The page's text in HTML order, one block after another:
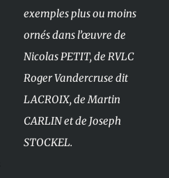
exemples plus ou moins
ornés dans l’œuvre de
Nicolas PETIT, de RVLC
Roger Vandercruse dit
LACROIX, de Martin
CARLIN et de Joseph
STOCKEL.